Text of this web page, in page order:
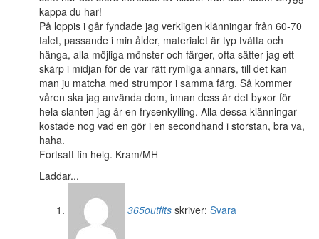
kappa du har!
På loppis i går fyndade jag verkligen klänningar från 60-70
talet, passande i min ålder, materialet är typ tvätta och
hänga, alla möjliga mönster och färger, ofta sätter jag ett
skärp i midjan för de var rätt rymliga annars, till det kan
man ju matcha med strumpor i samma färg. Så kommer
våren ska jag använda dom, innan dess är det byxor för
hela slanten jag är en frysenkylling. Alla dessa klänningar
kostade nog vad en gör i en secondhand i storstan, bra va,
haha.
Fortsatt fin helg. Kram/MH
Laddar...
365outfits skriver: Svara